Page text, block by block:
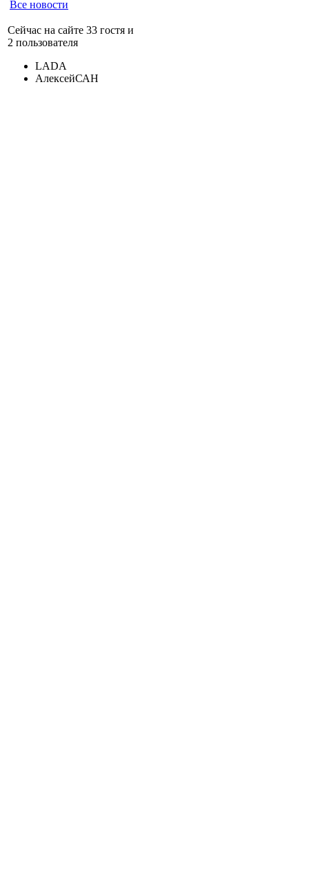
Все новости
Сейчас на сайте 33 гостя и
2 пользователя
LADA
АлексейСАН